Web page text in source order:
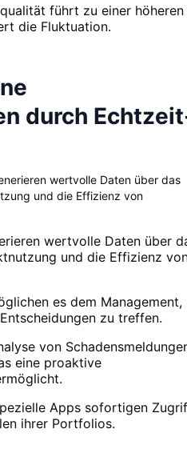
führt zu einer höheren
die Fluktuation.
durch
wertvolle Daten über das
und die Effizienz von
wertvolle Daten über
und die Effizienz
es dem Management,
zu treffen.
von
eine proaktive
Apps sofortigen
ihrer Portfolios.